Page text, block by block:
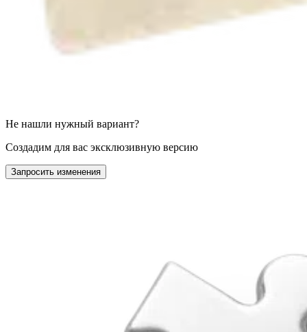
Не нашли нужный вариант?
Создадим для вас эксклюзивную версию
Запросить изменения